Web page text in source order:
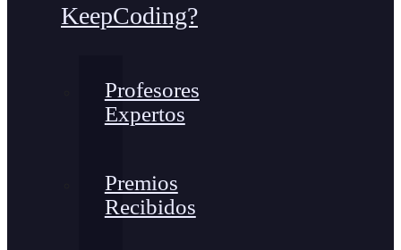
KeepCoding?
Profesores
Expertos
Premios
Recibidos